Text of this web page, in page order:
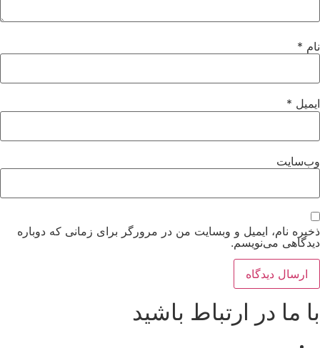
نام *
ایمیل *
وب‌سایت
ذخیره نام، ایمیل و وبسایت من در مرورگر برای زمانی که دوباره
دیدگاهی می‌نویسم.
با ما در ارتباط باشید